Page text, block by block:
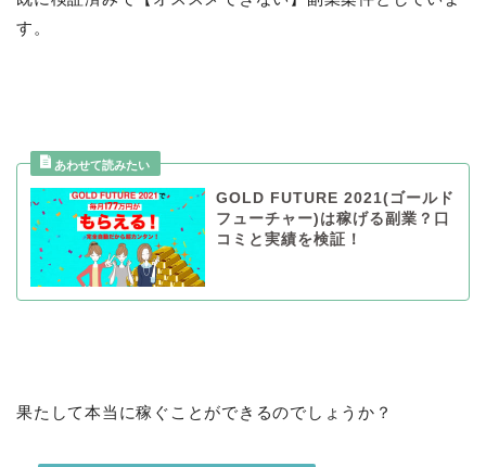
す。
GOLD FUTURE 2021(ゴールド
フューチャー)は稼げる副業？口
コミと実績を検証！
果たして本当に稼ぐことができるのでしょうか？